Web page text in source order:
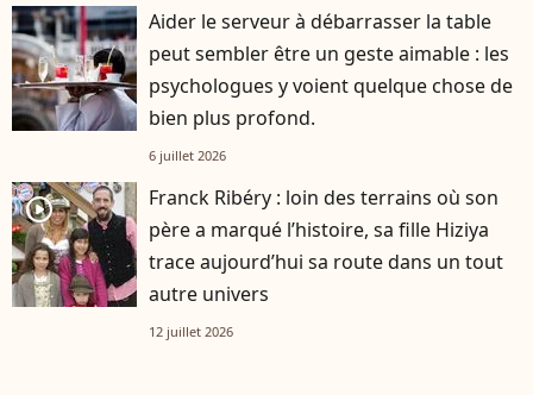
Aider le serveur à débarrasser la table
peut sembler être un geste aimable : les
psychologues y voient quelque chose de
bien plus profond.
6 juillet 2026
player2
Franck Ribéry : loin des terrains où son
père a marqué l’histoire, sa fille Hiziya
trace aujourd’hui sa route dans un tout
autre univers
12 juillet 2026